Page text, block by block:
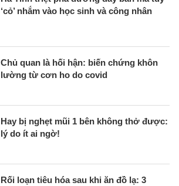
‘cỏ’ nhắm vào học sinh và công nhân
Chủ quan là hối hận: biến chứng khôn
lường từ cơn ho do covid
Hay bị nghẹt mũi 1 bên không thở được:
lý do ít ai ngờ!
Rối loạn tiêu hóa sau khi ăn đồ lạ: 3